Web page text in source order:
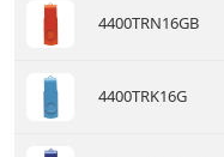
4400TRN16GB
4400TRK16G